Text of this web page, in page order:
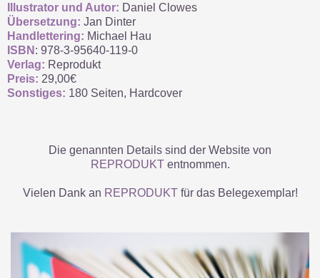
Illustrator und Autor: Daniel Clowes
Übersetzung: Jan Dinter
Handlettering: Michael Hau
ISBN : 978-3-95640-119-0
Verlag: Reprodukt
Preis: 29,00€
Sonstiges: 180 Seiten, Hardcover
Die genannten Details sind der Website von
REPRODUKTentnommen.
Vielen Dank an REPRODUKTfür das Belegexemplar!